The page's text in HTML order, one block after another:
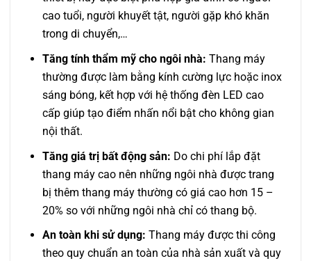
cao tuổi, người khuyết tật, người gặp khó khăn
trong di chuyển,…
Tăng tính thẩm mỹ cho ngôi nhà: Thang máy
thường được làm bằng kính cường lực hoặc inox
sáng bóng, kết hợp với hệ thống đèn LED cao
cấp giúp tạo điểm nhấn nổi bật cho không gian
nội thất.
Tăng giá trị bất động sản: Do chi phí lắp đặt
thang máy cao nên những ngôi nhà được trang
bị thêm thang máy thường có giá cao hơn 15 –
20% so với những ngôi nhà chỉ có thang bộ.
An toàn khi sử dụng: Thang máy được thi công
theo quy chuẩn an toàn của nhà sản xuất và quy